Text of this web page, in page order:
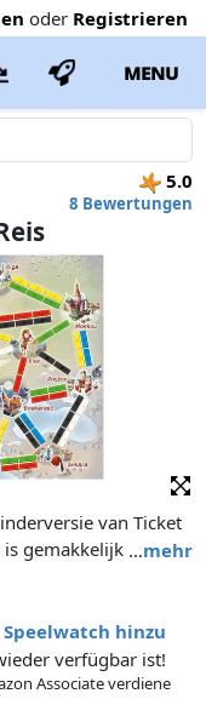
oder Registrieren
MENU
5.0
8 Bewertungen
…mehr
van Ticket
is gemakkelijk en snel
met de
van
treinroutes te
beleef een
hinzu
verfügbar ist!
Associate verdiene